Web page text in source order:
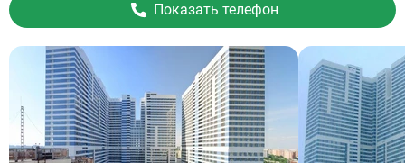
Показать телефон